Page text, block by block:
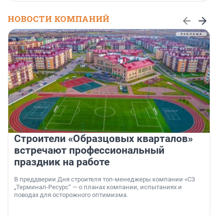
НОВОСТИ КОМПАНИЙ
Строители «Образцовых кварталов»
встречают профессиональный
праздник на работе
В преддверии Дня строителя топ-менеджеры компании «СЗ
„Терминал-Ресурс“ — о планах компании, испытаниях и
поводах для осторожного оптимизма.